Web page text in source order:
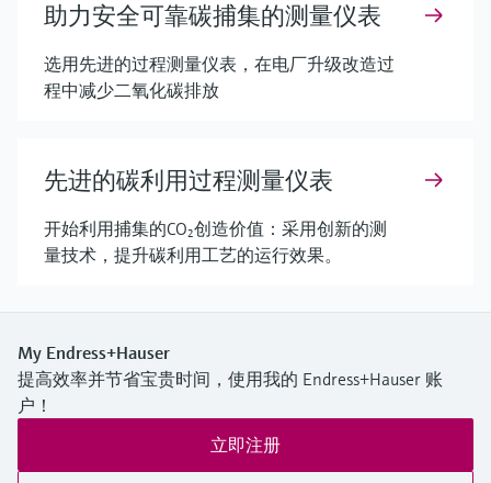
助力安全可靠碳捕集的测量仪表
选用先进的过程测量仪表，在电厂升级改造过
程中减少二氧化碳排放
先进的碳利用过程测量仪表
开始利用捕集的CO₂创造价值：采用创新的测
量技术，提升碳利用工艺的运行效果。
My Endress+Hauser
提高效率并节省宝贵时间，使用我的 Endress+Hauser 账
户！
立即注册